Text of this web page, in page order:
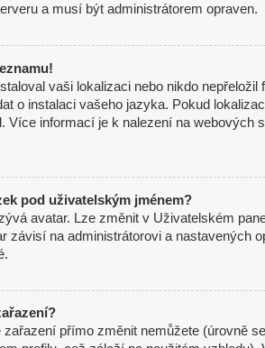
a musí být administrátorem opraven.
vaši lokalizaci nebo nikdo
o instalaci vašeho jazyka. Pokud
Více informací je k nalezení na webových
pod uživatelským jménem?
avatar. Lze změnit v Uživatelském
závisí na administrátorovi a nastavených
přímo změnit nemůžete (úrovně